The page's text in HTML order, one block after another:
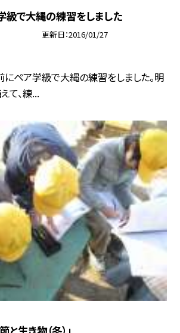
級で大縄の練習をしました
更新日 2016/01/27
にペア学級で大縄の練習をしました。明
て、練...